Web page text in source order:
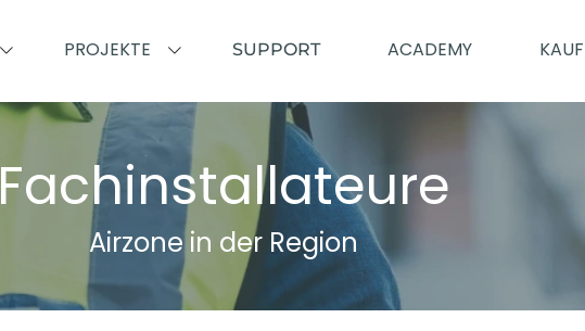
PROJEKTE SUPPORT ACADEMY
Fachinstallateure
Airzone in der Region